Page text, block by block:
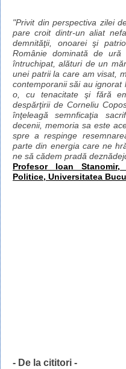
"Privit din perspectiva zilei
pare croit dintr-un aliat
demnităţii, onoarei şi
Românie dominată de
întruchipat, alături de un
unei patrii la care am visat,
contemporanii săi au
o, cu tenacitate şi fără
despărţirii de Corneliu
înţeleagă semnficaţia
decenii, memoria sa este
spre a respinge
parte din energia care ne
ne să cădem pradă
Profesor Ioan
Politice, Universitatea
- De la cititori -